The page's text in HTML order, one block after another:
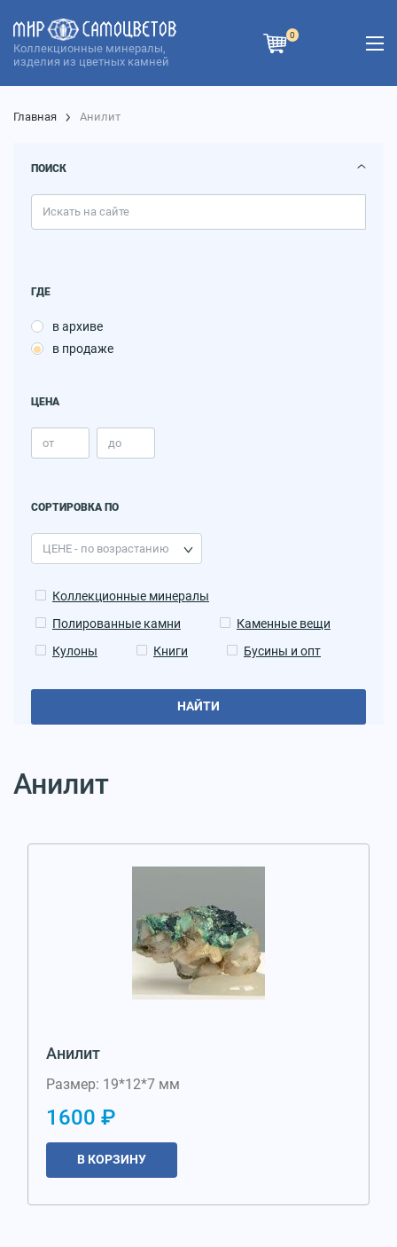
Коллекционные минералы,
изделия из цветных камней
0
Главная Анилит
ПОИСК
ГДЕ
в архиве
в продаже
ЦЕНА
СОРТИРОВКА ПО
Коллекционные минералы
Полированные камни
Каменные вещи
Кулоны
Книги Бусины и опт
НАЙТИ
Анилит
Анилит
Размер: 19*12*7 мм
1600 ₽
В КОРЗИНУ